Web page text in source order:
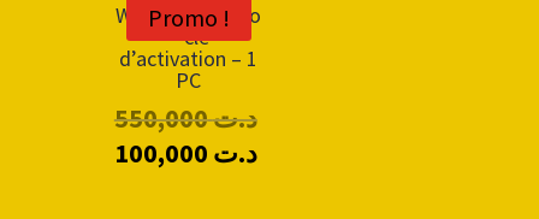
Promo !
Windows 11 Pro
– clé
d’activation – 1
PC
د.ت550,000
د.ت